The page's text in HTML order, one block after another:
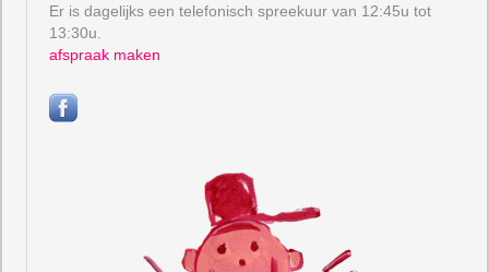
Er is dagelijks een telefonisch spreekuur van 12:45u tot
13:30u.
afspraak maken